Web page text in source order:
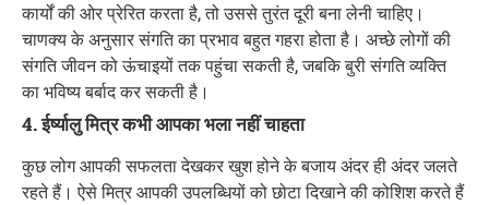
कार्यों की ओर प्रेरित करता है, तो उससे तुरंत दूरी बना लेनी चाहिए।
चाणक्य के अनुसार संगति का प्रभाव बहुत गहरा होता है। अच्छे लोगों की
संगति जीवन को ऊंचाइयों तक पहुंचा सकती है, जबकि बुरी संगति व्यक्ति
का भविष्य बर्बाद कर सकती है।
4. ईर्ष्यालु मित्र कभी आपका भला नहीं चाहता
कुछ लोग आपकी सफलता देखकर खुश होने के बजाय अंदर ही अंदर जलते
रहते हैं। ऐसे मित्र आपकी उपलब्धियों को छोटा दिखाने की कोशिश करते हैं